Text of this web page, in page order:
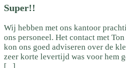
Super!!
Wij hebben met ons kantoor
ons personeel. Het contact met
kon ons goed adviseren over de
zeer korte levertijd was voor hem
[...]